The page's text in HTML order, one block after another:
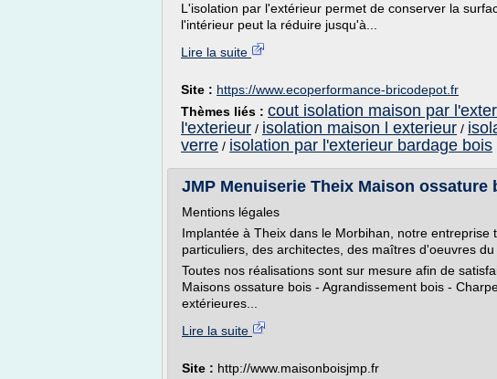
L'isolation par l'extérieur permet de conserver la
l'intérieur peut la réduire jusqu'à...
Lire la suite
Site : https://www.ecoperformance-bricodepot.fr
Thèmes liés : cout isolation maison par
l'exterieur / isolation maison l exterieur /
verre / isolation par l'exterieur bardage bois
JMP Menuiserie Theix Maison ossature
Mentions légales
Implantée à Theix dans le Morbihan, notre entreprise
particuliers, des architectes, des maîtres d'oeuvres du
Toutes nos réalisations sont sur mesure afin de
Maisons ossature bois - Agrandissement bois -
extérieures...
Lire la suite
Site : http://www.maisonboisjmp.fr